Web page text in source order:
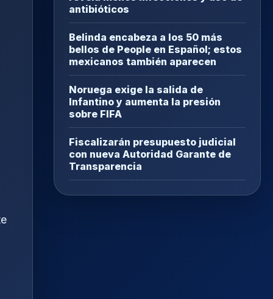
antibióticos
Belinda encabeza a los 50 más
bellos de People en Español; estos
mexicanos también aparecen
Noruega exige la salida de
Infantino y aumenta la presión
sobre FIFA
Fiscalizarán presupuesto judicial
con nueva Autoridad Garante de
Transparencia